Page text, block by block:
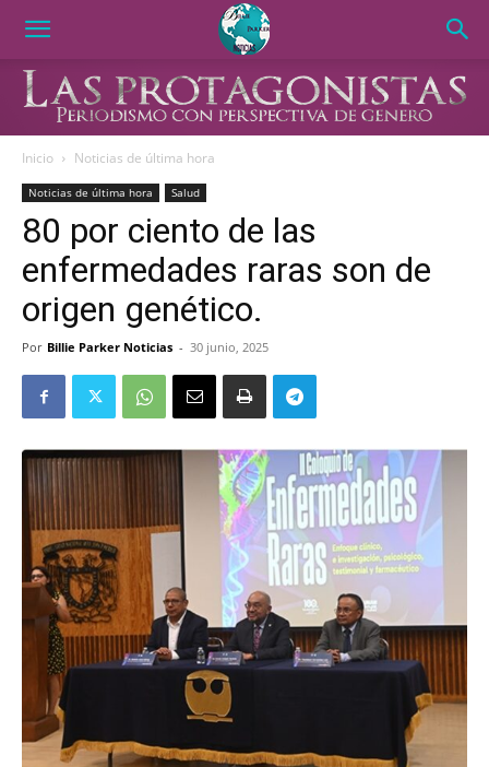
Inicio Noticias de última hora
Noticias de última hora Salud
80 por ciento de las
enfermedades raras son de
origen genético.
Por Billie Parker Noticias - 30 junio, 2025